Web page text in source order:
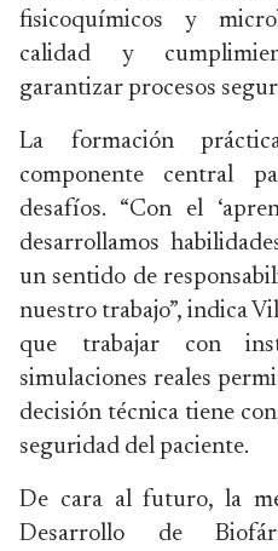
fisicoquímicos y
calidad y
garantizar procesos
La formación
componente central
desafíos. “Con el
desarrollamos
un sentido de
nuestro trabajo”, indica
que trabajar con
simulaciones reales
decisión técnica tiene
seguridad del paciente.
De cara al futuro, la
Desarrollo de